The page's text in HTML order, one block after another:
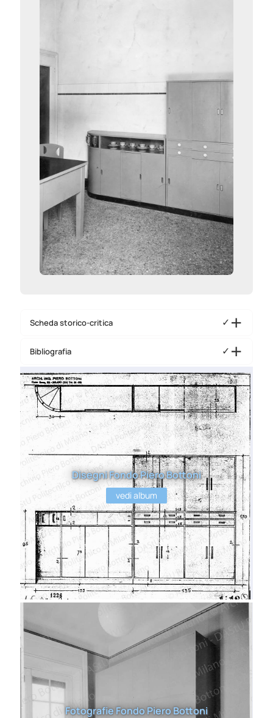
Scheda storico-critica ✓
Bibliografia ✓
Disegni Fondo Piero Bottoni
vedi album
Fotografie Fondo Piero Bottoni